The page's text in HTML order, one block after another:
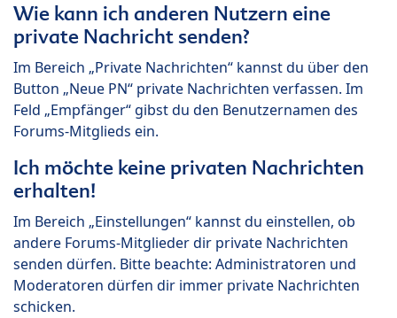
Wie kann ich anderen Nutzern eine
private Nachricht senden?
Im Bereich „Private Nachrichten“ kannst du über den
Button „Neue PN“ private Nachrichten verfassen. Im
Feld „Empfänger“ gibst du den Benutzernamen des
Forums-Mitglieds ein.
Ich möchte keine privaten Nachrichten
erhalten!
Im Bereich „Einstellungen“ kannst du einstellen, ob
andere Forums-Mitglieder dir private Nachrichten
senden dürfen. Bitte beachte: Administratoren und
Moderatoren dürfen dir immer private Nachrichten
schicken.